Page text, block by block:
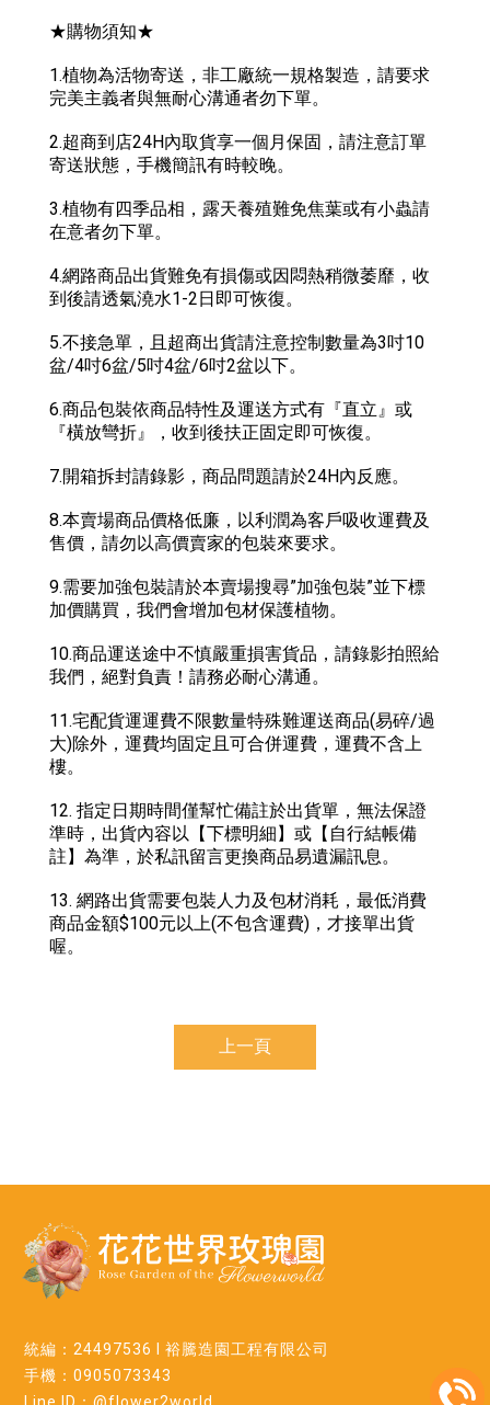
★購物須知★
1.植物為活物寄送，非工廠統一規格製造，請要求
完美主義者與無耐心溝通者勿下單。
2.超商到店24H內取貨享一個月保固，請注意訂單
寄送狀態，手機簡訊有時較晚。
3.植物有四季品相，露天養殖難免焦葉或有小蟲請
在意者勿下單。
4.網路商品出貨難免有損傷或因悶熱稍微萎靡，收
到後請透氣澆水1-2日即可恢復。
5.不接急單，且超商出貨請注意控制數量為3吋10
盆/4吋6盆/5吋4盆/6吋2盆以下。
6.商品包裝依商品特性及運送方式有『直立』或
『橫放彎折』，收到後扶正固定即可恢復。
7.開箱拆封請錄影，商品問題請於24H內反應。
8.本賣場商品價格低廉，以利潤為客戶吸收運費及
售價，請勿以高價賣家的包裝來要求。
9.需要加強包裝請於本賣場搜尋”加強包裝”並下標
加價購買，我們會增加包材保護植物。
10.商品運送途中不慎嚴重損害貨品，請錄影拍照給
我們，絕對負責！請務必耐心溝通。
11.宅配貨運運費不限數量特殊難運送商品(易碎/過
大)除外，運費均固定且可合併運費，運費不含上
樓。
12. 指定日期時間僅幫忙備註於出貨單，無法保證
準時，出貨內容以【下標明細】或【自行結帳備
註】為準，於私訊留言更換商品易遺漏訊息。
13. 網路出貨需要包裝人力及包材消耗，最低消費
商品金額$100元以上(不包含運費)，才接單出貨
喔。
上一頁
統編：24497536 l 裕騰造園工程有限公司
手機：0905073343
Line ID：@flower2world